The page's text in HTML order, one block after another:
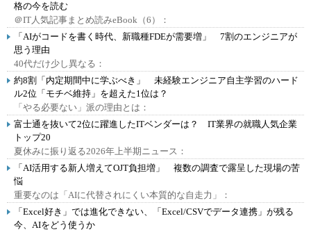
格の今を読む
＠IT人気記事まとめ読みeBook（6）：
「AIがコードを書く時代、新職種FDEが需要増」 7割のエンジニアが
思う理由
40代だけ少し異なる：
約8割「内定期間中に学ぶべき」 未経験エンジニア自主学習のハード
ル2位「モチベ維持」を超えた1位は？
「やる必要ない」派の理由とは：
富士通を抜いて2位に躍進したITベンダーは？ IT業界の就職人気企業
トップ20
夏休みに振り返る2026年上半期ニュース：
「AI活用する新人増えてOJT負担増」 複数の調査で露呈した現場の苦
悩
重要なのは「AIに代替されにくい本質的な自走力」：
「Excel好き」では進化できない、「Excel/CSVでデータ連携」が残る
今、AIをどう使うか